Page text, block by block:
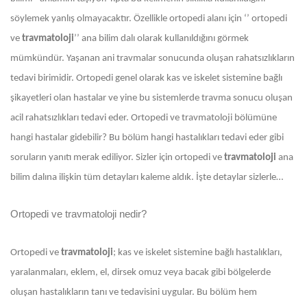
söylemek yanlış olmayacaktır. Özellikle ortopedi alanı için ‘’ ortopedi
ve travmatoloji’’ ana bilim dalı olarak kullanıldığını görmek
mümkündür. Yaşanan ani travmalar sonucunda oluşan rahatsızlıkların
tedavi birimidir. Ortopedi genel olarak kas ve iskelet sistemine bağlı
şikayetleri olan hastalar ve yine bu sistemlerde travma sonucu oluşan
acil rahatsızlıkları tedavi eder. Ortopedi ve travmatoloji bölümüne
hangi hastalar gidebilir? Bu bölüm hangi hastalıkları tedavi eder gibi
soruların yanıtı merak ediliyor. Sizler için ortopedi ve travmatoloji ana
bilim dalına ilişkin tüm detayları kaleme aldık. İşte detaylar sizlerle…
Ortopedi ve travmatoloji nedir?
Ortopedi ve travmatoloji; kas ve iskelet sistemine bağlı hastalıkları,
yaralanmaları, eklem, el, dirsek omuz veya bacak gibi bölgelerde
oluşan hastalıkların tanı ve tedavisini uygular. Bu bölüm hem